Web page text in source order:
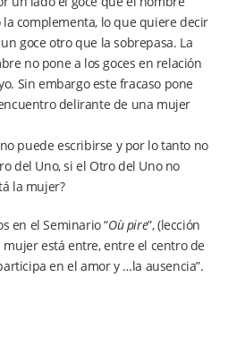
complementa, lo que quiere decir
goce otro que la sobrepasa. La
no pone a los goces en relación
Sin embargo este fracaso pone
delirante de una mujer
puede escribirse y por lo tanto no
del Uno, si el Otro del Uno no
la mujer?
en el Seminario “Où pire”, (lección
mujer está entre, entre el centro de
en el amor y …la ausencia”.